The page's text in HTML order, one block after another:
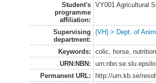
Student's
programme
affiliation:
VY001 Agricultural
Supervising
department:
(VH) > Dept. of
Keywords:
colic, horse,
URN:NBN:
Permanent URL:
http://urn.kb.se/